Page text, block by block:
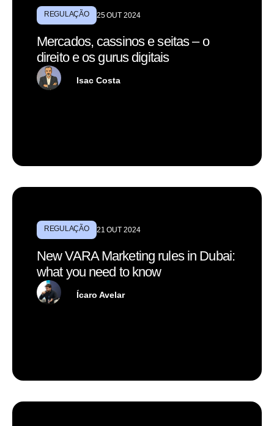
REGULAÇÃO 25 OUT 2024
Mercados, cassinos e seitas – o
direito e os gurus digitais
Isac Costa
REGULAÇÃO 21 OUT 2024
New VARA Marketing rules in Dubai:
what you need to know
Ícaro Avelar